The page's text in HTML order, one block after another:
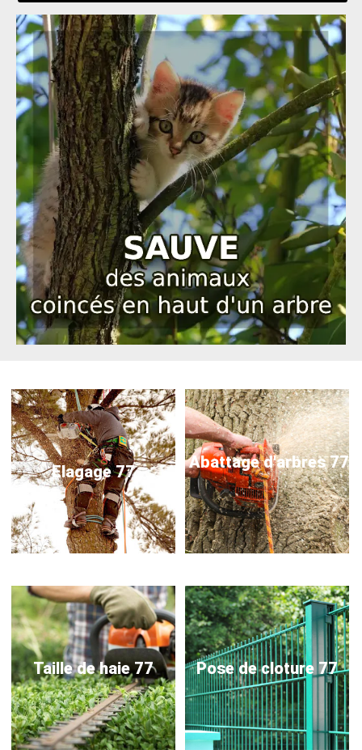
Elagage 77 Abattage d'arbres 77
Taille de haie 77 Pose de cloture 77